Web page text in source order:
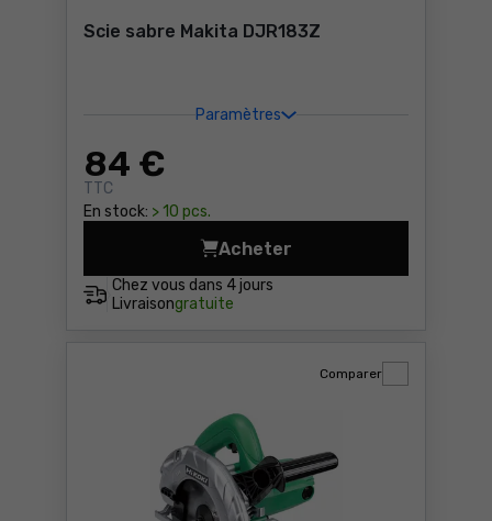
Scie sabre Makita DJR183Z
Paramètres
84 €
TTC
En stock: > 10 pcs.
Chez vous dans 4 jours
Livraisongratuite
Acheter
Scie sabre Makita
Comparer